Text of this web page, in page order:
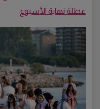
عطلة نهاية الأسبوع